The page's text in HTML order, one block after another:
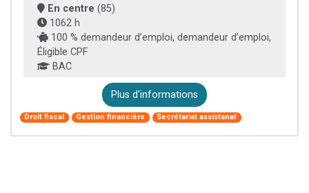
En centre (85)
1062 h
100 % demandeur d’emploi, demandeur d’emploi,
Éligible CPF
BAC
Plus d'informations
Droit fiscal Gestion financière Secrétariat assistanat